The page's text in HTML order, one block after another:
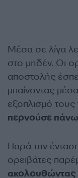
Μέσα σε λίγα
στο μηδέν. Οι
αποστολής
μπαίνοντας
εξοπλισμό τους
περνούσε πάνω
Παρά την
ορειβάτες